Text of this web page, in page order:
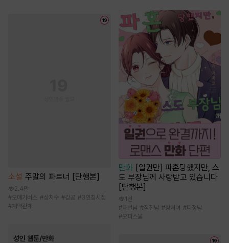
소설 주말의 파트너 [단행본]
2.4만
#오메가버스 #상처수 #강공 #3인칭시점
# 계약관계
성인 웹툰/만화
만화 [일권만] 파혼당했지만, 스
도 부장님께 사랑받고 있습니다
[단행본]
1천
#재벌남 #직진남 #상처녀 #다정남
#오피스물